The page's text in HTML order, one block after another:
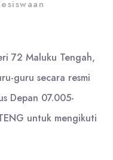
72 Maluku Tengah,
guru secara resmi
Depan 07.005-
untuk mengikuti